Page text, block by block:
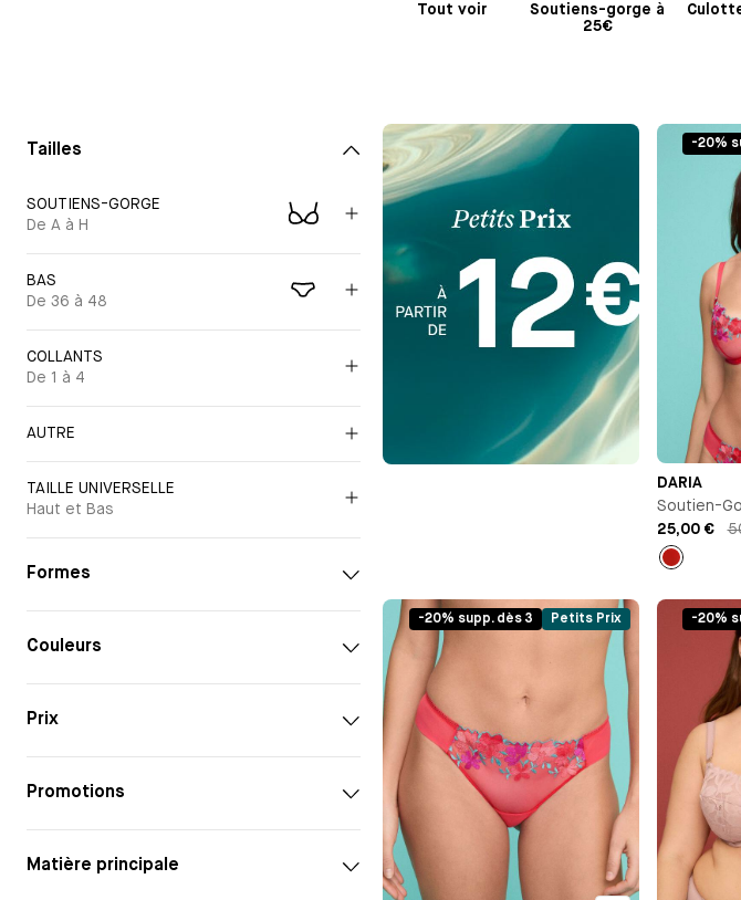
Tout voir
Soutiens-gorge à
25€
Tailles
SOUTIENS-GORGE
De A à H
BAS
De 36 à 48
COLLANTS
De 1 à 4
AUTRE
TAILLE UNIVERSELLE
Haut et Bas
Formes
Couleurs
Prix
Promotions
Matière principale
-20%
DARIA
Soutien-
25,00 €
-20% supp. dès 3 Petits Prix -20%